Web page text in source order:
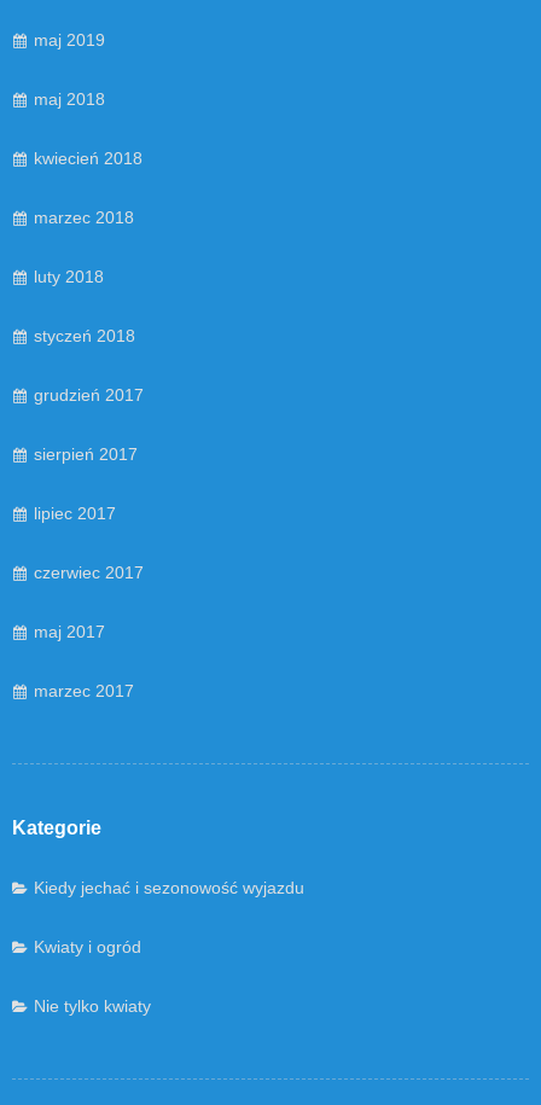
maj 2019
maj 2018
kwiecień 2018
marzec 2018
luty 2018
styczeń 2018
grudzień 2017
sierpień 2017
lipiec 2017
czerwiec 2017
maj 2017
marzec 2017
Kategorie
Kiedy jechać i sezonowość wyjazdu
Kwiaty i ogród
Nie tylko kwiaty